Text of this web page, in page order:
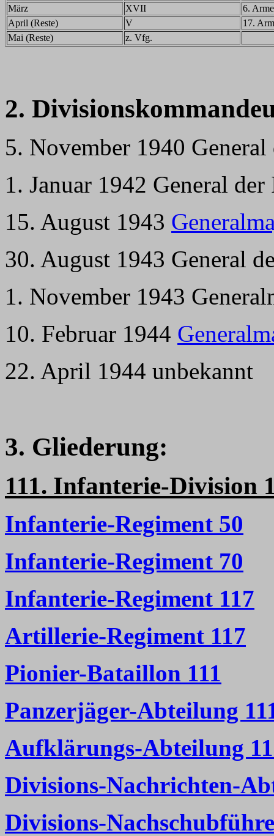
März XVII
6.
April (Reste)
V
17.
Mai (Reste)
z. Vfg.
2.
5. November 1940
1. Januar 1942 General
15. August 1943
30. August 1943 General
1. November 1943
10. Februar 1944
22. April 1944 unbekannt
3. Gliederung:
111. Infanterie-Division
Infanterie-Regiment 50
Infanterie-Regiment 70
Infanterie-Regiment 117
Artillerie-Regiment 117
Pionier-Bataillon 111
Panzerjäger-Abteilung
Aufklärungs-Abteilung
Divisions-Nachrichten-
Divisions-